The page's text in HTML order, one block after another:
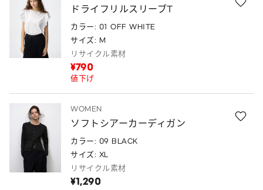
ドライフリルスリーブT
カラー: 01 OFF WHITE
サイズ: M
リサイクル素材
¥790
値下げ
WOMEN
ソフトシアーカーディガン
カラー: 09 BLACK
サイズ: XL
リサイクル素材
¥1,290